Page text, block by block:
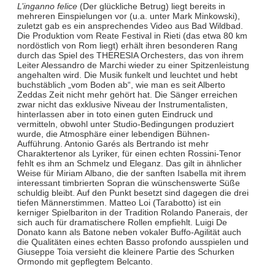
L’inganno felice(Der glückliche Betrug) liegt bereits in
mehreren Einspielungen vor (u.a. unter Mark Minkowski),
zuletzt gab es ein ansprechendes Video aus Bad Wildbad.
Die Produktion vom Reate Festival in Rieti (das etwa 80 km
nordöstlich von Rom liegt) erhält ihren besonderen Rang
durch das Spiel des THERESIA Orchesters, das von ihrem
Leiter Alessandro de Marchi wieder zu einer Spitzenleistung
angehalten wird. Die Musik funkelt und leuchtet und hebt
buchstäblich „vom Boden ab“, wie man es seit Alberto
Zeddas Zeit nicht mehr gehört hat. Die Sänger erreichen
zwar nicht das exklusive Niveau der Instrumentalisten,
hinterlassen aber in toto einen guten Eindruck und
vermitteln, obwohl unter Studio-Bedingungen produziert
wurde, die Atmosphäre einer lebendigen Bühnen-
Aufführung. Antonio Garés als Bertrando ist mehr
Charaktertenor als Lyriker, für einen echten Rossini-Tenor
fehlt es ihm an Schmelz und Eleganz. Das gilt in ähnlicher
Weise für Miriam Albano, die der sanften Isabella mit ihrem
interessant timbrierten Sopran die wünschenswerte Süße
schuldig bleibt. Auf den Punkt besetzt sind dagegen die drei
tiefen Männerstimmen. Matteo Loi (Tarabotto) ist ein
kerniger Spielbariton in der Tradition Rolando Panerais, der
sich auch für dramatischere Rollen empfiehlt. Luigi De
Donato kann als Batone neben vokaler Buffo-Agilität auch
die Qualitäten eines echten Basso profondo ausspielen und
Giuseppe Toia versieht die kleinere Partie des Schurken
Ormondo mit gepflegtem Belcanto.